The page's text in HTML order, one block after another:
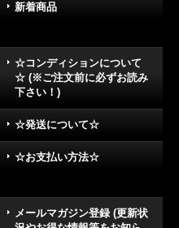
新着商品
☆コンディションについて
☆ (※ご注文前に必ずお読み
下さい！)
☆発送について☆
☆お支払い方法☆
メールマガジン登録 (更新状